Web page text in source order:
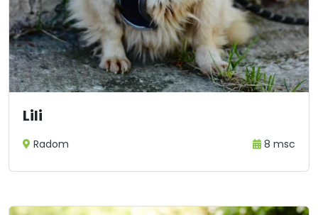
Lili
Radom 8 msc